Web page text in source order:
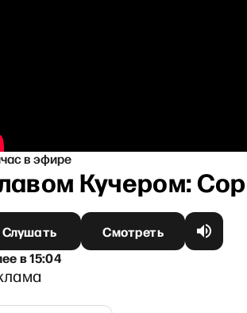
в эфире
Кучером:
Слушать
Смотреть
в15:04